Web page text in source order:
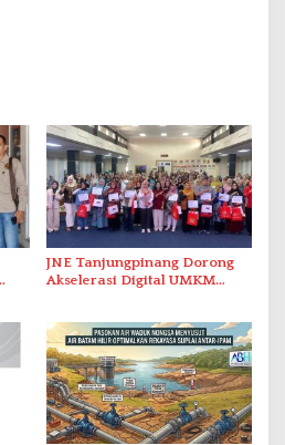
JNE Tanjungpinang Dorong
Akselerasi Digital UMKM